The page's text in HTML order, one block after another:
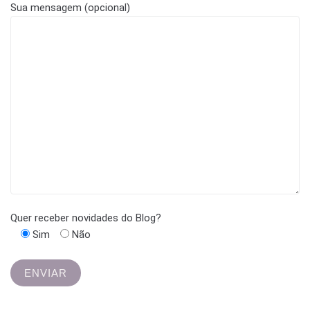
Sua mensagem (opcional)
Quer receber novidades do Blog?
Sim
Não